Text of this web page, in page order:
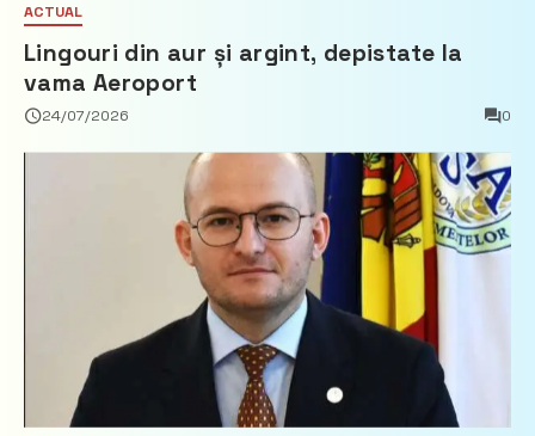
ACTUAL
Lingouri din aur și argint, depistate la
vama Aeroport
24/07/2026 0